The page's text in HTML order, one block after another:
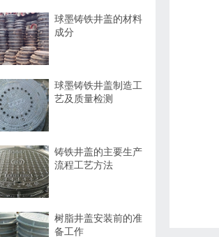
球墨铸铁井盖的材料
成分
球墨铸铁井盖制造工
艺及质量检测
铸铁井盖的主要生产
流程工艺方法
树脂井盖安装前的准
备工作